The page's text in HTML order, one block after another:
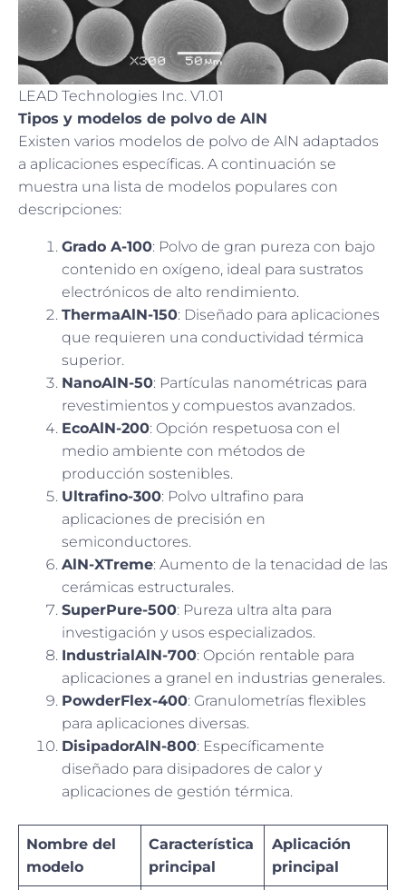
LEAD Technologies Inc. V1.01
Tipos y modelos de polvo de AlN
Existen varios modelos de polvo de AlN adaptados
a aplicaciones específicas. A continuación se
muestra una lista de modelos populares con
descripciones:
Grado A-100: Polvo de gran pureza con bajo
contenido en oxígeno, ideal para sustratos
electrónicos de alto rendimiento.
ThermaAlN-150: Diseñado para aplicaciones
que requieren una conductividad térmica
superior.
NanoAlN-50: Partículas nanométricas para
revestimientos y compuestos avanzados.
EcoAlN-200: Opción respetuosa con el
medio ambiente con métodos de
producción sostenibles.
Ultrafino-300: Polvo ultrafino para
aplicaciones de precisión en
semiconductores.
AlN-XTreme: Aumento de la tenacidad de las
cerámicas estructurales.
SuperPure-500: Pureza ultra alta para
investigación y usos especializados.
IndustrialAlN-700: Opción rentable para
aplicaciones a granel en industrias generales.
PowderFlex-400: Granulometrías flexibles
para aplicaciones diversas.
DisipadorAlN-800: Específicamente
diseñado para disipadores de calor y
aplicaciones de gestión térmica.
Nombre del
modelo
Característica
principal
Aplicación
principal